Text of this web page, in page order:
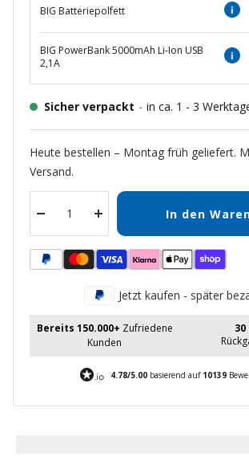
BIG Batteriepolfett
BIG PowerBank 5000mAh Li-Ion USB
2,1A
Sicher verpackt - in ca. 1 - 3
Heute bestellen – Montag früh geliefert.
Versand.
Menge
verringern
Menge
erhöhen
In den
Jetzt kaufen - später
Bereits 150.000+ Zufriedene
Kunden
4.78/5.00basierend auf 10139